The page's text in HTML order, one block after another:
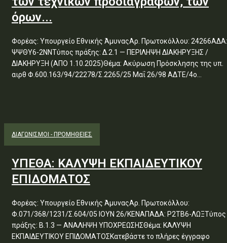
όρων...
Φορέας: Υπουργείο Εθνικής ΆμυναςΑρ. Πρωτοκόλλου: 24266ΑΔΑ:
ΨΨΘΥ6-2ΝΝΤύπος πράξης: Δ.2.1 — ΠΕΡΙΛΗΨΗ ΔΙΑΚΗΡΥΞΗΣ /
ΔΙΑΚΗΡΥΞΗ (ΑΠΟ 1.10.2025)Θέμα: Ακύρωση Πρόσκλησης της υπ.
αιρθ Φ.600.163/94/22278/Σ.2265/25 Μαΐ 26/98 ΑΔΤΕ/4ο...
ΔΙΑΓΩΝΙΣΜΟΊ - ΠΡΟΜΉΘΕΙΕΣ
ΥΠΕΘΑ: ΚΑΛΥΨΗ ΕΚΠΑΙΔΕΥΤΙΚΟΥ
ΕΠΙΔΟΜΑΤΟΣ
Φορέας: Υπουργείο Εθνικής ΆμυναςΑρ. Πρωτοκόλλου:
Φ.071/368/1231/Σ.604/05 ΙΟΥΝ 26/ΚΕΝΑΠΑΔΑ: Ρ2ΤΒ6-ΛΩΞΤύπος
πράξης: Β.1.3 — ΑΝΑΛΗΨΗ ΥΠΟΧΡΕΩΣΗΣΘέμα: ΚΑΛΥΨΗ
ΕΚΠΑΙΔΕΥΤΙΚΟΥ ΕΠΙΔΟΜΑΤΟΣΚατεβάστε το πλήρες έγγραφο